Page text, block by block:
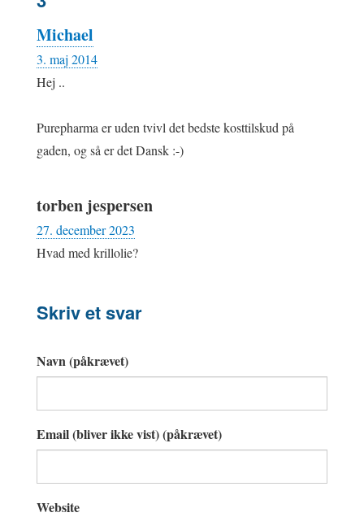
Michael
3. maj 2014
Hej ..
Purepharma er uden tvivl det bedste kosttilskud på
gaden, og så er det Dansk :-)
torben jespersen
27. december 2023
Hvad med krillolie?
Skriv et svar
Navn (påkrævet)
Email (bliver ikke vist) (påkrævet)
Website